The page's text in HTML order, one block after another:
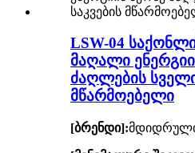
LSW-04
მაღალი
ძაღლების
მწარმოებელი
[ბრენდი]: